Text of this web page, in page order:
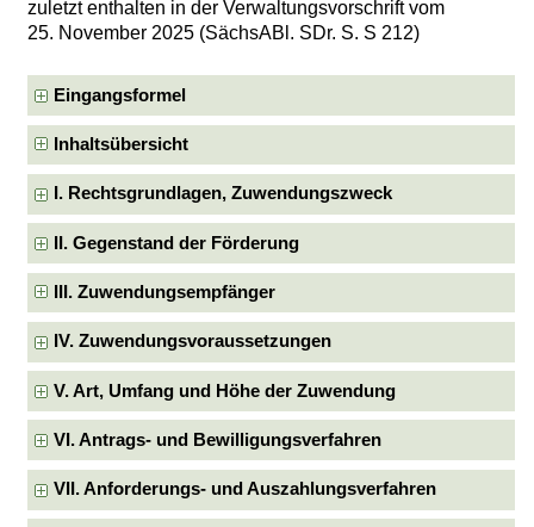
zuletzt enthalten in der Verwaltungsvorschrift vom
25. November 2025 (SächsABl. SDr. S. S 212)
Eingangsformel
Inhaltsübersicht
I. Rechtsgrundlagen, Zuwendungszweck
II. Gegenstand der Förderung
III. Zuwendungsempfänger
IV. Zuwendungsvoraussetzungen
V. Art, Umfang und Höhe der Zuwendung
VI. Antrags- und Bewilligungsverfahren
VII. Anforderungs- und Auszahlungsverfahren